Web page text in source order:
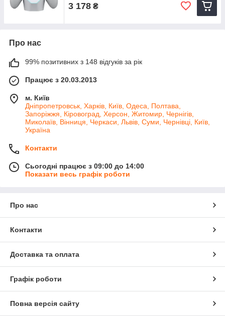
3 178 ₴
Про нас
99% позитивних з 148 відгуків за рік
Працює з 20.03.2013
м. Київ
Дніпропетровськ, Харків, Київ, Одеса, Полтава,
Запоріжжя, Кіровоград, Херсон, Житомир, Чернігів,
Миколаїв, Вінниця, Черкаси, Львів, Суми, Чернівці, Київ,
Україна
Контакти
Сьогодні працює з 09:00 до 14:00
Показати весь графік роботи
Про нас
Контакти
Доставка та оплата
Графік роботи
Повна версія сайту